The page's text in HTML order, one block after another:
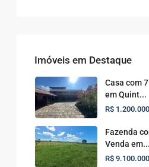
Imóveis em Destaque
Casa com
em Quint...
R$ 1.200.000
Fazenda
Venda em...
R$ 9.100.000